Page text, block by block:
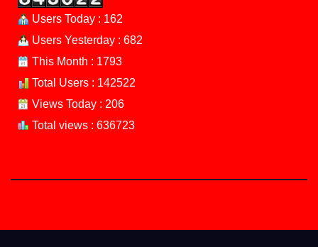
Users Today : 162
Users Yesterday : 682
This Month : 1793
Total Users : 142522
Views Today : 206
Total views : 636723